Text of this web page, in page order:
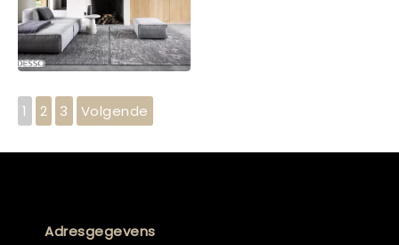
1 2 3 Volgende
Adresgegevens